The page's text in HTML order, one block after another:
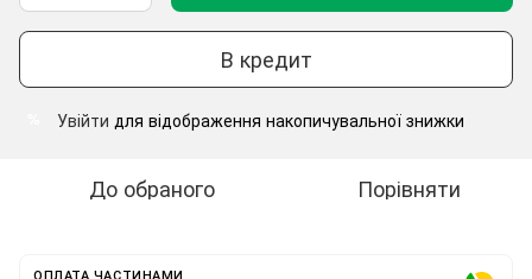
В кредит
Увійти для відображення накопичувальної знижки
До обраного Порівняти
ОПЛАТА ЧАСТИНАМИ